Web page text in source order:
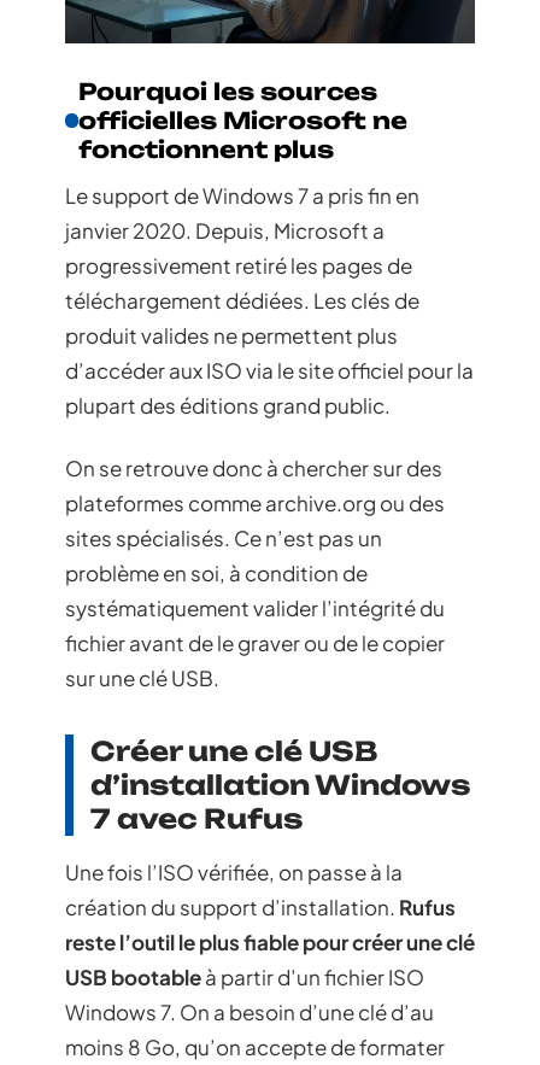
Pourquoi les sources
officielles Microsoft ne
fonctionnent plus
Le support de Windows 7 a pris fin en
janvier 2020. Depuis, Microsoft a
progressivement retiré les pages de
téléchargement dédiées. Les clés de
produit valides ne permettent plus
d’accéder aux ISO via le site officiel pour la
plupart des éditions grand public.
On se retrouve donc à chercher sur des
plateformes comme archive.org ou des
sites spécialisés. Ce n’est pas un
problème en soi, à condition de
systématiquement valider l’intégrité du
fichier avant de le graver ou de le copier
sur une clé USB.
Créer une clé USB
d’installation Windows
7 avec Rufus
Une fois l’ISO vérifiée, on passe à la
création du support d’installation. Rufus
reste l’outil le plus fiable pour créer une clé
USB bootableà partir d’un fichier ISO
Windows 7. On a besoin d’une clé d’au
moins 8 Go, qu’on accepte de formater